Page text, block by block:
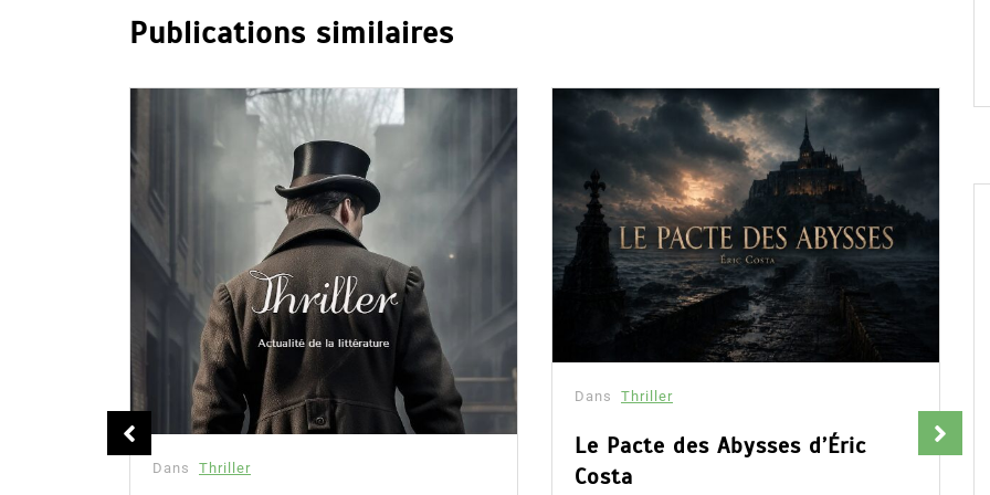
Publications similaires
Dans Thriller
Dans Thriller
Le Pacte des Abysses d’Éric
Costa